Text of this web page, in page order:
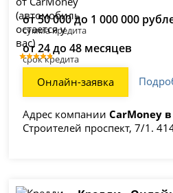
от 50 000 до 1 000 000
сумма кредита
от 24 до 48 месяцев
срок кредита
Онлайн-заявка
Адрес компанииCarMoney
Строителей проспект, 7/1.